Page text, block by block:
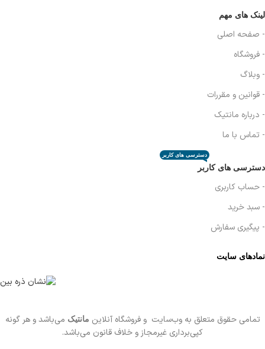
لینک های مهم
- صفحه اصلی
- فروشگاه
- وبلاگ
- قوانین و مقررات
- درباره مانتیک
- تماس با ما
دسترسی های کاربر
دسترسی های کاربر
- حساب کاربری
- سبد خرید
- پیگیری سفارش
نمادهای سایت
تمامی حقوق متعلق به وب‌سایت و فروشگاه‌ آنلاین مانتیک می‌باشد و هر گونه
کپی‌برداری غیرمجاز و خلاف قانون می‌باشد.